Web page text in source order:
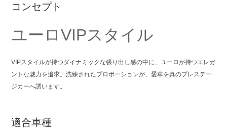
コンセプト
ユーロVIPスタイル
VIPスタイルが持つダイナミックな張り出し感の中に、ユーロが持つエレガ
ントな魅力を追求。洗練されたプロポーションが、愛車を真のプレステー
ジカーへ誘います。
適合車種